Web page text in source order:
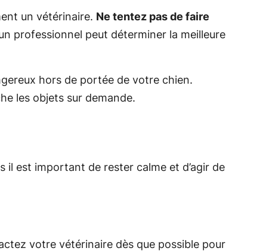
un vétérinaire. Ne tentez pas de faire
professionnel peut déterminer la meilleure
hors de portée de votre chien.
les objets sur demande.
est important de rester calme et d’agir de
votre vétérinaire dès que possible pour